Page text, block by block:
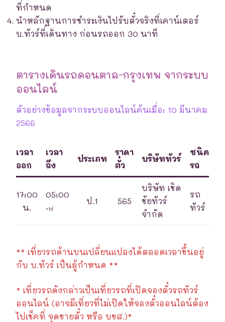
ที่กำหนด
นำหลักฐานการชำระเงินไปรับตั๋วจริงที่เคาน์เตอร์
บ.ทัวร์ที่เดินทาง ก่อนรถออก 30 นาที
ตารางเดินรถดอนตาล-กรุงเทพ จากระบบ
ออนไลน์
ตัวอย่างข้อมูลจากระบบออนไลน์ค้นเมื่อ: 10 มีนาคม
2566
เวลา
ออก
เวลา
ถึง
ประเภท
ราคา
ตั๋ว
บริษัททัวร์
ชนิด
รถ
17:00
น.
05:00
+1d
ป.1 565
บริษัท เชิด
ชัยทัวร์
จำกัด
รถ
ทัวร์
** เที่ยวรถด้านบนเปลี่ยนแปลงได้ตลอดเวลาขึ้นอยู่
กับ บ.ทัวร์ เป็นผู้กำหนด **
* เที่ยวรถดังกล่าวเป็นเที่ยวรถที่เปิดจองตั๋วรถทัวร์
ออนไลน์ (อาจมีเที่ยวที่ไม่เปิดให้จองตั๋วออนไลน์ต้อง
ไปเช็คที่ จุดขายตั๋ว หรือ บขส.)*